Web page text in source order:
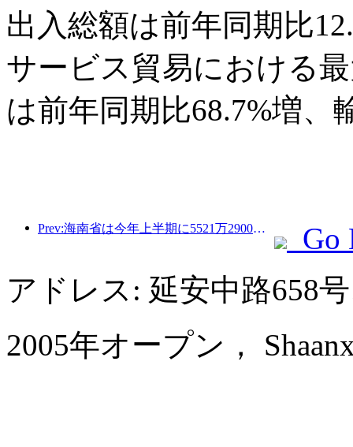
出入総額は前年同期比
サービス貿易における
は前年同期比68.7%増、
Prev:海南省は今年上半期に5521万2900人の観光客を受け入れた
Go
アドレス: 延安中路658
2005年オープン，